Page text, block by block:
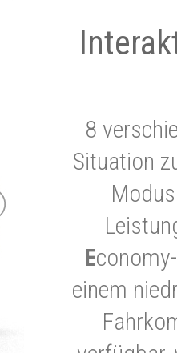
8
Situation
E
einem